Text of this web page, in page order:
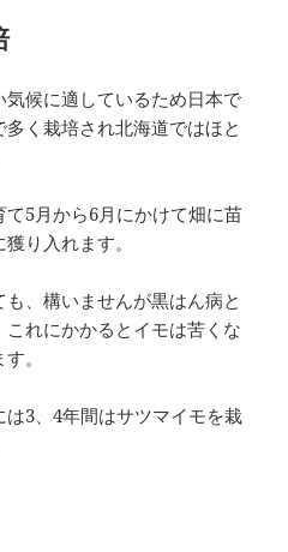
候に適しているため日本で
く栽培され北海道ではほと
5月から6月にかけて畑に苗
り入れます。
、構いませんが黒はん病と
れにかかるとイモは苦くな
。
3、4年間はサツマイモを栽